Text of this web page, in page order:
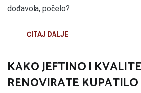
dođavola, počelo?
ČITAJ DALJE
KAKO JEFTINO I
RENOVIRATE KUPATILO